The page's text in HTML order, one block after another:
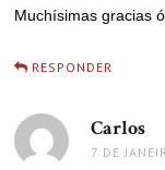
Muchísimas gracias
RESPONDER
Carlos
7 DE